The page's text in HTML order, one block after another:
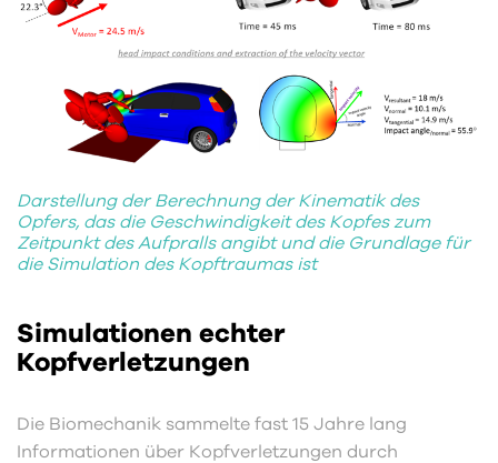
Simulationen echter
Kopfverletzungen
Die Biomechanik sammelte fast 15 Jahre lang
Informationen über Kopfverletzungen durch
Darstellung der Berechnung der Kinematik des
Opfers, das die Geschwindigkeit des Kopfes zum
Zeitpunkt des Aufpralls angibt und die Grundlage für
die Simulation des Kopftraumas ist